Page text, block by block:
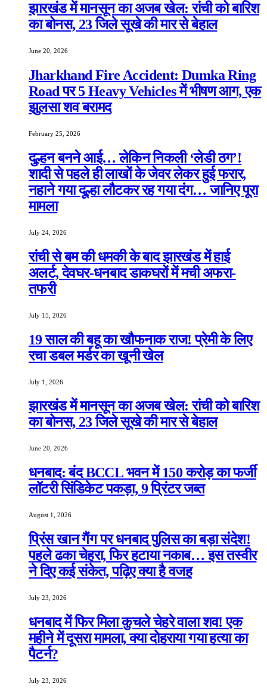
झारखंड में मानसून का अजब खेल: रांची को बारिश
का बोनस, 23 जिले सूखे की मार से बेहाल
June 20, 2026
Jharkhand Fire Accident: Dumka Ring
Road पर 5 Heavy Vehicles में भीषण आग, एक
झुलसा शव बरामद
February 25, 2026
दुल्हन बनने आई… लेकिन निकली ‘लेडी ठग’!
शादी से पहले ही लाखों के जेवर लेकर हुई फरार,
नहाने गया दूल्हा लौटकर रह गया दंग… जानिए पूरा
मामला
July 24, 2026
रांची से बम की धमकी के बाद झारखंड में हाई
अलर्ट, देवघर-धनबाद डाकघरों में मची अफरा-
तफरी
July 15, 2026
19 साल की बहू का खौफनाक राज! प्रेमी के लिए
रचा डबल मर्डर का खूनी खेल
July 1, 2026
झारखंड में मानसून का अजब खेल: रांची को बारिश
का बोनस, 23 जिले सूखे की मार से बेहाल
June 20, 2026
धनबाद: बंद BCCL भवन में 150 करोड़ का फर्जी
लॉटरी सिंडिकेट पकड़ा, 9 प्रिंटर जब्त
August 1, 2026
प्रिंस खान गैंग पर धनबाद पुलिस का बड़ा संदेश!
पहले ढका चेहरा, फिर हटाया नकाब… इस तस्वीर
ने दिए कई संकेत, पढ़िए क्या है वजह
July 23, 2026
धनबाद में फिर मिला कुचले चेहरे वाला शव! एक
महीने में दूसरा मामला, क्या दोहराया गया हत्या का
पैटर्न?
July 23, 2026